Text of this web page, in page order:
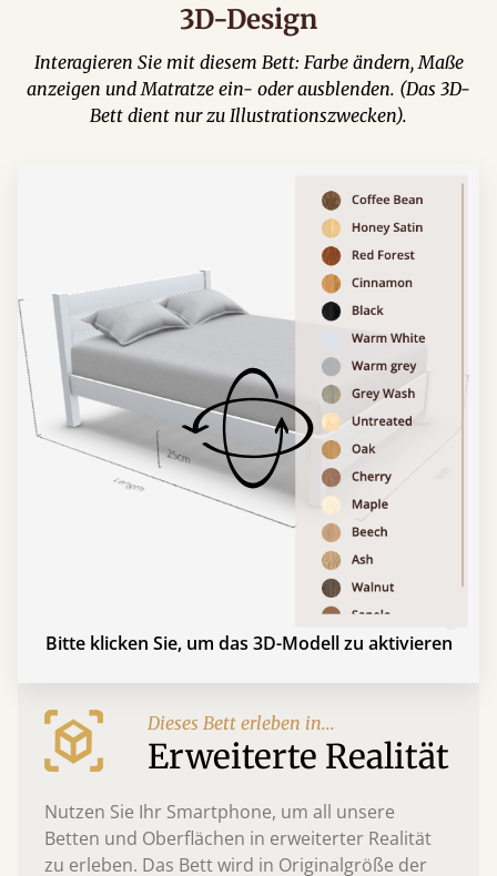
3D-Design
Interagieren Sie mit diesem Bett: Farbe ändern, Maße
anzeigen und Matratze ein- oder ausblenden. (Das 3D-
Bett dient nur zu Illustrationszwecken).
Bitte klicken Sie, um das 3D-Modell zu aktivieren
Dieses Bett erleben in...
Erweiterte Realität
Nutzen Sie Ihr Smartphone, um all unsere
Betten und Oberflächen in erweiterter Realität
zu erleben. Das Bett wird in Originalgröße der